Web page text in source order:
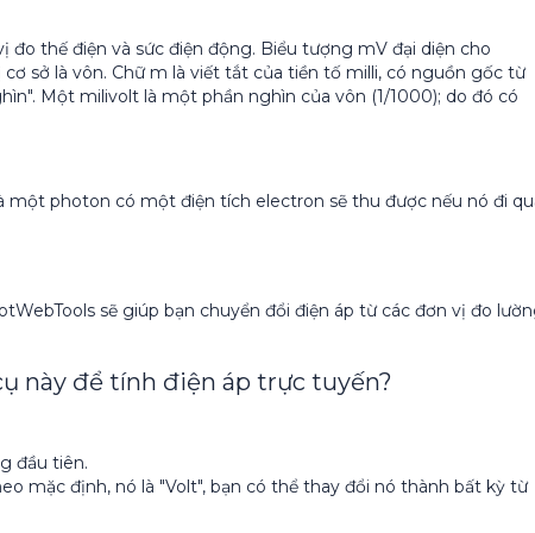
đo thế điện và sức điện động. Biểu tượng mV đại diện cho
sở là vôn. Chữ m là viết tắt của tiền tố milli, có nguồn gốc từ
Một milivolt là một phần nghìn của vôn (1/1000); do đó có
một photon có một điện tích electron sẽ thu được nếu nó đi
sẽ giúp bạn chuyển đổi điện áp từ các đơn vị đo
này để tính điện áp trực tuyến?
đầu tiên.
mặc định, nó là "Volt", bạn có thể thay đổi nó thành bất kỳ từ